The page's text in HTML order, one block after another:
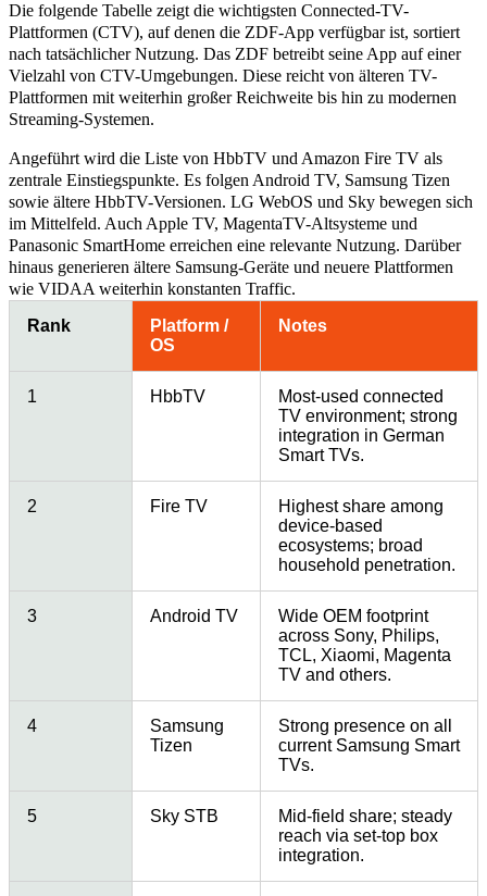
Die folgende Tabelle zeigt die wichtigsten Connected-TV-
Plattformen (CTV), auf denen die ZDF-App verfügbar ist, sortiert
nach tatsächlicher Nutzung. Das ZDF betreibt seine App auf einer
Vielzahl von CTV-Umgebungen. Diese reicht von älteren TV-
Plattformen mit weiterhin großer Reichweite bis hin zu modernen
Streaming-Systemen.
Angeführt wird die Liste von HbbTV und Amazon Fire TV als
zentrale Einstiegspunkte. Es folgen Android TV, Samsung Tizen
sowie ältere HbbTV-Versionen. LG WebOS und Sky bewegen sich
im Mittelfeld. Auch Apple TV, MagentaTV-Altsysteme und
Panasonic SmartHome erreichen eine relevante Nutzung. Darüber
hinaus generieren ältere Samsung-Geräte und neuere Plattformen
wie VIDAA weiterhin konstanten Traffic.
Rank
Platform /
OS
Notes
1 HbbTV
Most-used connected
TV environment; strong
integration in German
Smart TVs.
2 Fire TV
Highest share among
device-based
ecosystems; broad
household penetration.
3 Android TV
Wide OEM footprint
across Sony, Philips,
TCL, Xiaomi, Magenta
TV and others.
4
Samsung
Tizen
Strong presence on all
current Samsung Smart
TVs.
5 Sky STB
Mid-field share; steady
reach via set-top box
integration.